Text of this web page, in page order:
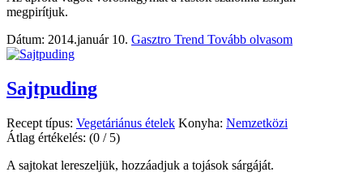
megpirítjuk.
Dátum: 2014.január 10. Gasztro Trend Tovább olvasom
Sajtpuding
Recept típus: Vegetáriánus ételek Konyha: Nemzetközi
Átlag értékelés: (0 / 5)
A sajtokat lereszeljük, hozzáadjuk a tojások sárgáját.